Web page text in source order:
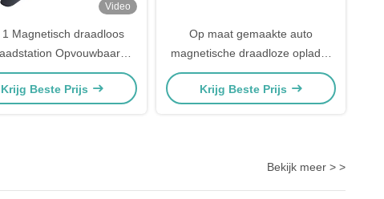
Video
1 Magnetisch draadloos
Opvouwbaar
Magnetisch draadloos
oplader
Krijg Beste Prijs
Op maat gemaakte auto
magnetische draadloze oplader
verborgen met lichtschakeling
functie
Krijg Beste Prijs
Bekijk meer > >